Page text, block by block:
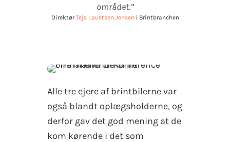
området.”
DirektørTejs Laustsen Jensen| Brintbranchen
Alle tre ejere af brintbilerne var
også blandt oplægsholderne, og
derfor gav det god mening at de
kom kørende i det som